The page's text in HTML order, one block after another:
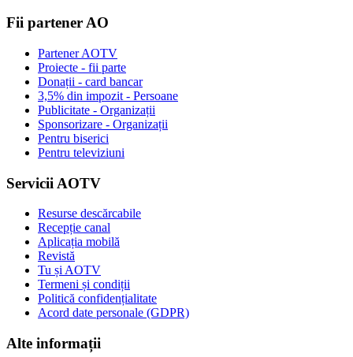
Fii partener AO
Partener AOTV
Proiecte - fii parte
Donații - card bancar
3,5% din impozit - Persoane
Publicitate - Organizații
Sponsorizare - Organizații
Pentru biserici
Pentru televiziuni
Servicii AOTV
Resurse descărcabile
Recepție canal
Aplicația mobilă
Revistă
Tu și AOTV
Termeni și condiții
Politică confidențialitate
Acord date personale (GDPR)
Alte informații